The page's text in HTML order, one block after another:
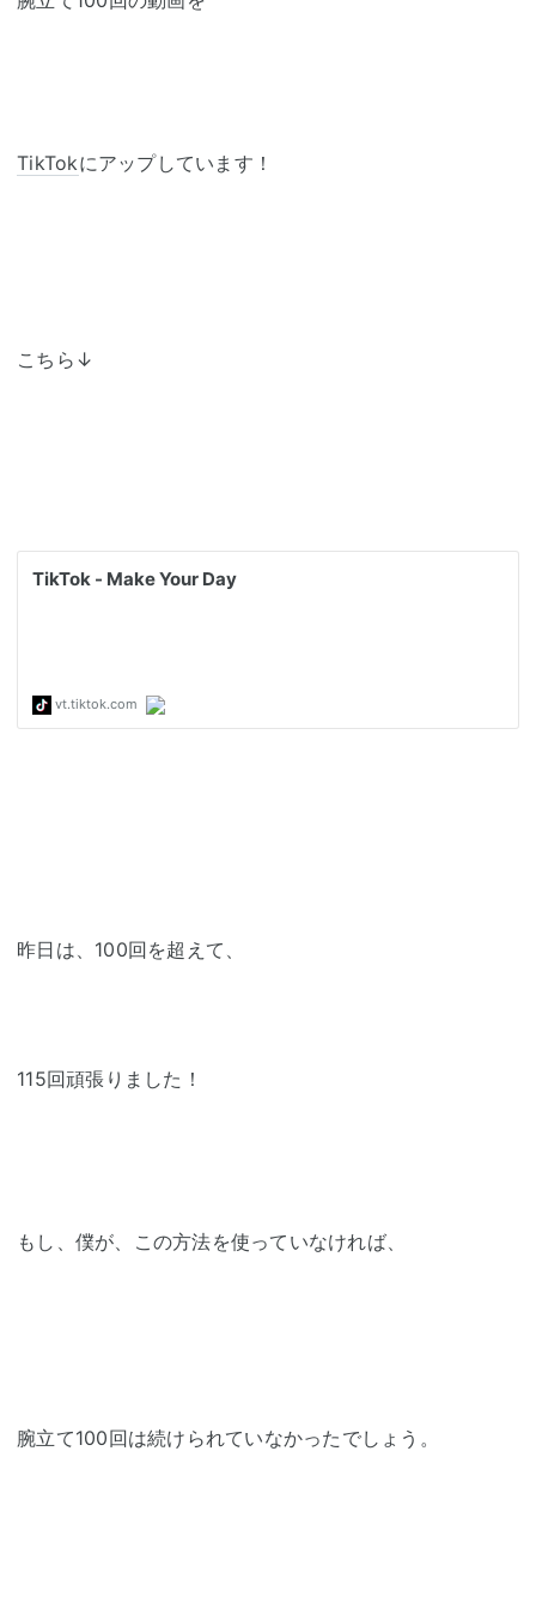
TikTokにアップしています！
こちら↓
昨日は、100回を超えて、
115回頑張りました！
もし、僕が、この方法を使っていなければ、
腕立て100回は続けられていなかったでしょう。